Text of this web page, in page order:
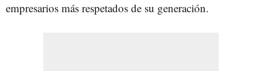
empresarios más respetados de su generación.